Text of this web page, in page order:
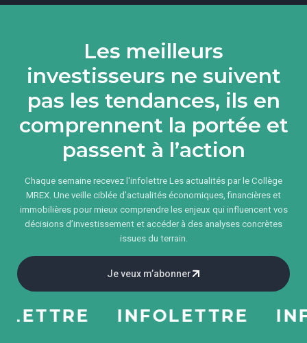
Les meilleurs
investisseurs ne suivent
pas les tendances, ils en
comprennent la portée et
passent à l’action
Chaque semaine recevez l'infolettre Les actualités par le Collège
MREX. Une veille ciblée d’actualités économiques, financières et
immobilières pour mieux comprendre les enjeux qui influencent vos
décisions d’investissement et accéder à des analyses concrètes
issues du terrain.
Je veux m’abonner
INFOLETTRE